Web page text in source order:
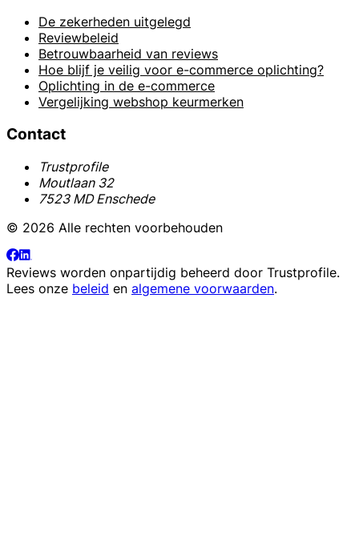
De zekerheden uitgelegd
Reviewbeleid
Betrouwbaarheid van reviews
Hoe blijf je veilig voor e-commerce oplichting?
Oplichting in de e-commerce
Vergelijking webshop keurmerken
Contact
Trustprofile
Moutlaan 32
7523 MD Enschede
© 2026 Alle rechten voorbehouden
Reviews worden onpartijdig beheerd door Trustprofile.
Lees onze beleid en algemene voorwaarden.